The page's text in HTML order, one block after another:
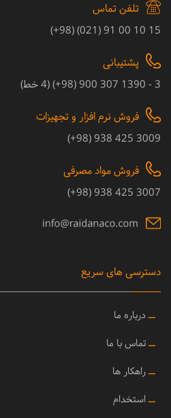
تلفن تماس
15 10 00 91 (021) (98+)
پشتیبانی
3 - 1390 307 900 (98+) (4 خط)
فروش نرم افزار و تجهیزات
3009 425 938 (98+)
فروش مواد مصرفی
3007 425 938 (98+)
دسترسی های سریع
ــ درباره ما
ــتماس با ما
ــراهکار ها
ــ استخدام